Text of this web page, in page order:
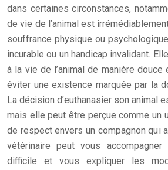
dans certaines circonstances,
de vie de l’animal est
souffrance physique ou
incurable ou un handicap invalidant.
à la vie de l’animal de manière
éviter une existence marquée par la
La décision d’euthanasier son animal
mais elle peut être perçue comme un
de respect envers un compagnon qui
vétérinaire peut vous
difficile et vous expliquer les